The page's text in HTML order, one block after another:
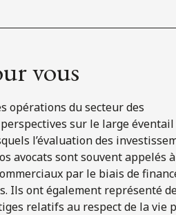
vous
opérations du secteur des
sur le large éventail
l’évaluation des
avocats sont souvent appelés
par le biais de
Ils ont également représenté
relatifs au respect de la vie